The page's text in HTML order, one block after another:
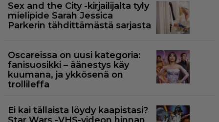
Sex and the City -kirjailijalta tyly
mielipide Sarah Jessica
Parkerin tähdittämästä sarjasta
Oscareissa on uusi kategoria:
fanisuosikki – äänestys käy
kuumana, ja ykkösenä on
trollileffa
Ei kai tällaista löydy kaapistasi?